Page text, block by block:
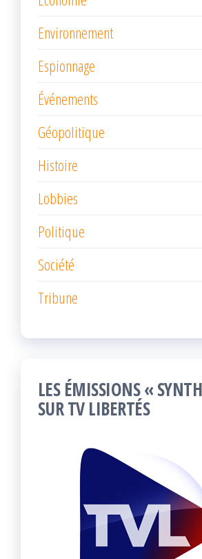
Environnement
Espionnage
Événements
Géopolitique
Histoire
Lobbies
Politique
Société
Tribune
LES ÉMISSIONS «
SUR TV LIBERTÉS